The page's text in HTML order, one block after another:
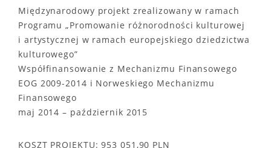
Międzynarodowy projekt zrealizowany w ramach
Programu „Promowanie różnorodności kulturowej
i artystycznej w ramach europejskiego dziedzictwa
kulturowego”
Współfinansowanie z Mechanizmu Finansowego
EOG 2009-2014 i Norweskiego Mechanizmu
Finansowego
maj 2014 – październik 2015
KOSZT PROJEKTU: 953 051,90 PLN